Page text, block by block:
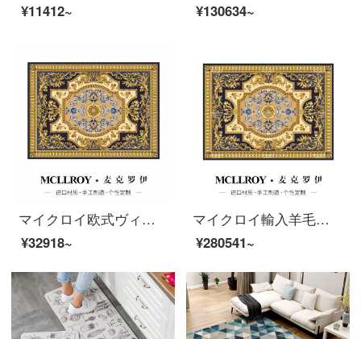
¥11412~
¥130634~
マイクロイ欧式ヴィンテージ豪華別荘アメリカンスタイルの新しい中国式のリビングルームのソファーのお茶の毛布の部屋のベッドルームのベッドサイドのタペストリーの畳のベッドの前には、カスタムカーペットO 004-2 3000 MM*400 MMが敷かれています。
¥32918~
マイクロイ輸入羊毛カスタム絨毯ヨーロッパ式新中国式アメリカ式満室ベッドルーム絨毯リビングルーム茶何畳部屋畳畳畳畳畳畳畳畳畳畳畳畳畳敷プラン二【健康源は自然から】4.5*6.5(オーダーメイド)
¥280541~